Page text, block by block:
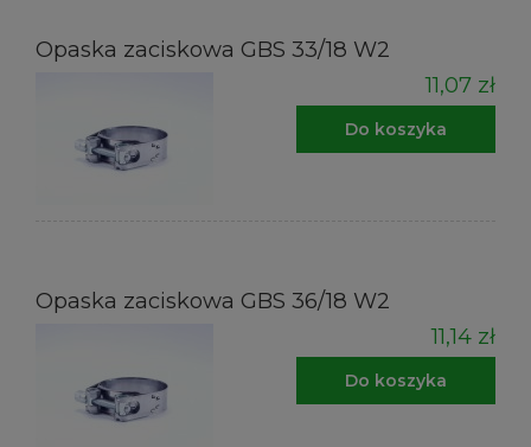
Opaska zaciskowa GBS 33/18 W2
11,07 zł
Do koszyka
Opaska zaciskowa GBS 36/18 W2
11,14 zł
Do koszyka